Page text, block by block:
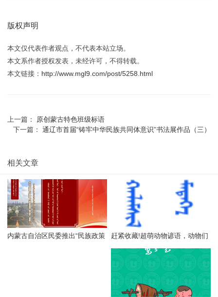
版权声明
本文仅代表作者观点，不代表本站立场。
本文系作者授权发表，未经许可，不得转载。
本文链接： http://www.mgl9.com/post/5258.html
上一篇： 原创蒙古特色班级标语​
下一篇： 通辽市首届“铸牢中华民族共同体意识”书法展作品（三）
相关文章
内蒙古自治区民委推出“民族政策
赶紧收藏!超萌动物谚语，动物们
更呆萌可爱！